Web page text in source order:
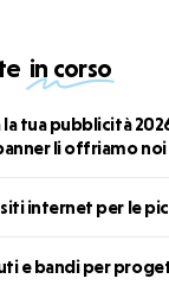
in corso
la tua pubblicità
li offriamo noi
internet per le
e bandi per